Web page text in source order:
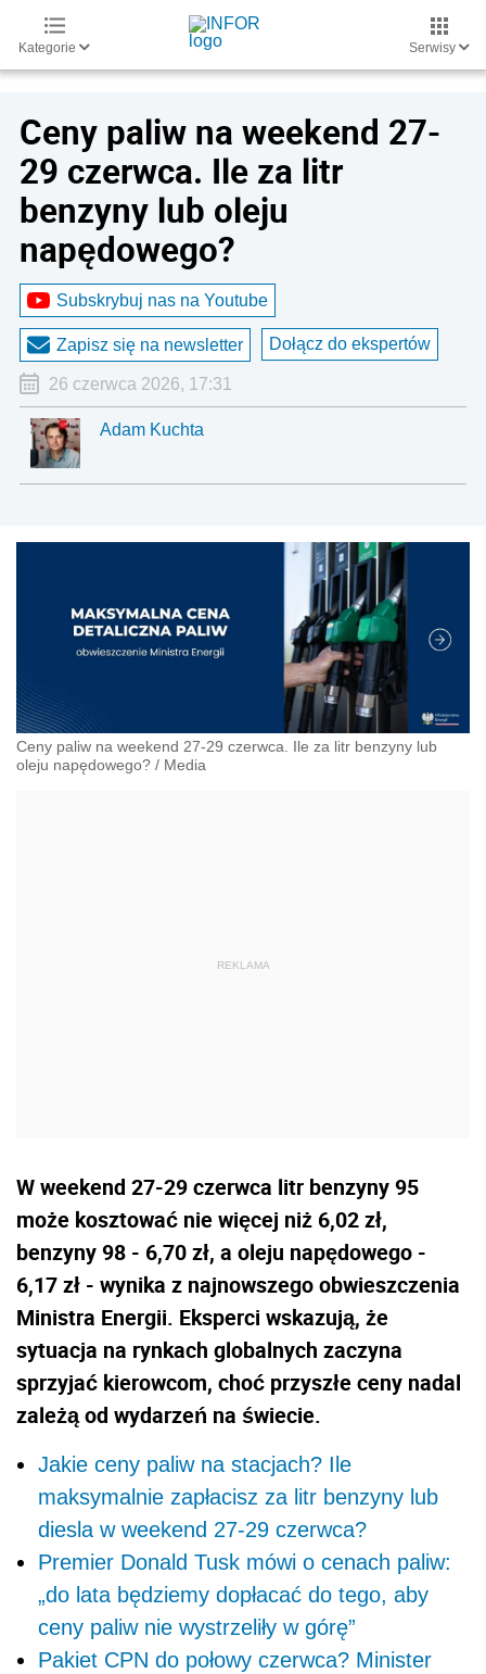
Kategorie Serwisy
Ceny paliw na weekend 27-
29 czerwca. Ile za litr
benzyny lub oleju
napędowego?
Subskrybuj nas na Youtube
Zapisz się na newsletter Dołącz do ekspertów
26 czerwca 2026, 17:31
Adam Kuchta
Ceny paliw na weekend 27-29 czerwca. Ile za litr benzyny lub
oleju napędowego? / Media
W weekend 27-29 czerwca litr benzyny 95
może kosztować nie więcej niż 6,02 zł,
benzyny 98 - 6,70 zł, a oleju napędowego -
6,17 zł - wynika z najnowszego obwieszczenia
Ministra Energii. Eksperci wskazują, że
sytuacja na rynkach globalnych zaczyna
sprzyjać kierowcom, choć przyszłe ceny nadal
zależą od wydarzeń na świecie.
Jakie ceny paliw na stacjach? Ile
maksymalnie zapłacisz za litr benzyny lub
diesla w weekend 27-29 czerwca?
Premier Donald Tusk mówi o cenach paliw:
„do lata będziemy dopłacać do tego, aby
ceny paliw nie wystrzeliły w górę”
Pakiet CPN do połowy czerwca? Minister